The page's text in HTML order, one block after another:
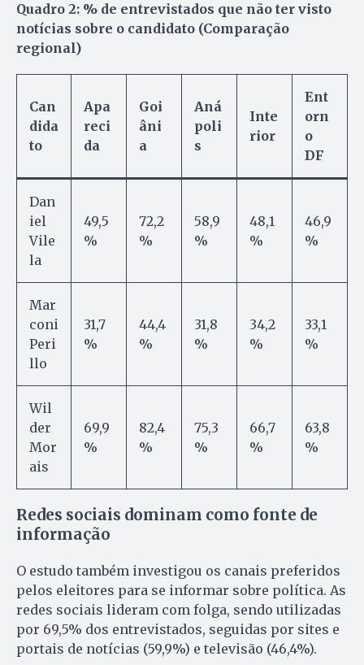
Quadro 2: % de entrevistados que não ter visto
notícias sobre o candidato (Comparação
regional)
Can
dida
to
Apa
reci
da
Goi
âni
a
Aná
poli
s
Inte
rior
Ent
orn
o
DF
Dan
iel
Vile
la
49,5
%
72,2
%
58,9
%
48,1
%
46,9
%
Mar
coni
Peri
llo
31,7
%
44,4
%
31,8
%
34,2
%
33,1
%
Wil
der
Mor
ais
69,9
%
82,4
%
75,3
%
66,7
%
63,8
%
Redes sociais dominam como fonte de
informação
O estudo também investigou os canais preferidos
pelos eleitores para se informar sobre política. As
redes sociais lideram com folga, sendo utilizadas
por 69,5% dos entrevistados, seguidas por sites e
portais de notícias (59,9%) e televisão (46,4%).